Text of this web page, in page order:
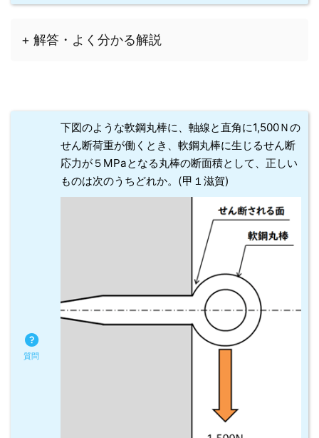
+ 解答・よく分かる解説
下図のような軟鋼丸棒に、軸線と直角に1,500Ｎの
せん断荷重が働くとき、軟鋼丸棒に生じるせん断
応力が５MPaとなる丸棒の断面積として、正しい
ものは次のうちどれか。(甲１滋賀)